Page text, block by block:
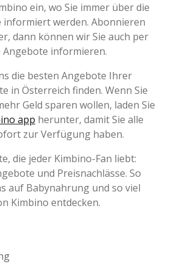
ein, wo Sie immer über die
informiert werden. Abonnieren
dann können wir Sie auch per
Angebote informieren.
die besten Angebote Ihrer
in Österreich finden. Wenn Sie
Geld sparen wollen, laden Sie
app herunter, damit Sie alle
zur Verfügung haben.
die jeder Kimbino-Fan liebt:
und Preisnachlässe. So
auf Babynahrung und so viel
Kimbino entdecken.